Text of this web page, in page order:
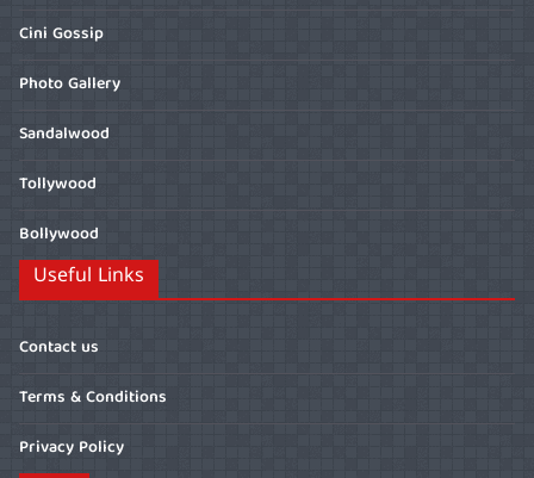
Cini Gossip
Photo Gallery
Sandalwood
Tollywood
Bollywood
Useful Links
Contact us
Terms & Conditions
Privacy Policy